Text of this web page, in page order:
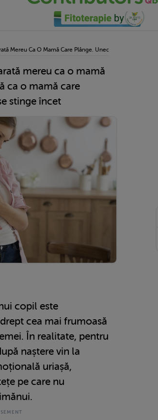
Mereu Ca O Mamă Care Plânge. Uneori Arată Ca O
mereu ca o mamă
ca o mamă care
stinge încet
copil este
cea mai frumoasă
În realitate, pentru
naștere vin la
uriașă,
pe care nu